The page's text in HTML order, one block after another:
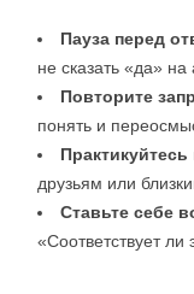
Пауза перед
не сказать «да» на
Повторите
понять и
друзьям или
Ставьте себе
«Соответствует